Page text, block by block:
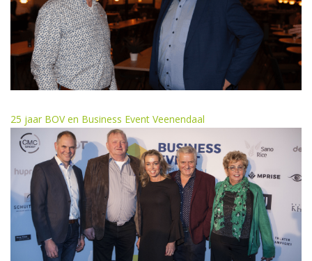
25 jaar BOV en Business Event Veenendaal